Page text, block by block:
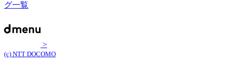
グ一覧
>
(c) NTT DOCOMO